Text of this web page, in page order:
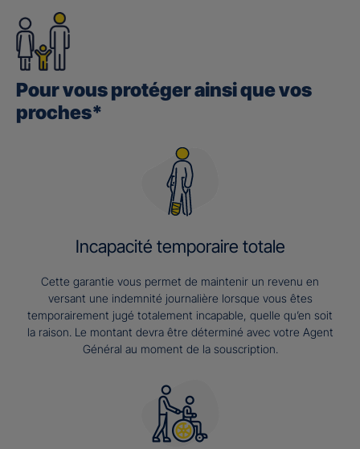
Pour vous protéger ainsi que vos
proches*
Incapacité temporaire totale
Cette garantie vous permet de maintenir un revenu en
versant une indemnité journalière lorsque vous êtes
temporairement jugé totalement incapable, quelle qu’en soit
la raison. Le montant devra être déterminé avec votre Agent
Général au moment de la souscription.